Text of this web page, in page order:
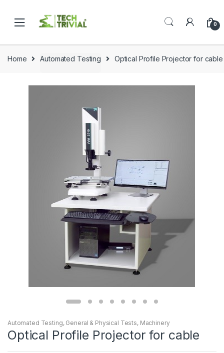
navigation
content
0
Home Automated Testing Optical Profile Projector for cable
Automated Testing, General & Physical Tests, Machinery
Optical Profile Projector for cable